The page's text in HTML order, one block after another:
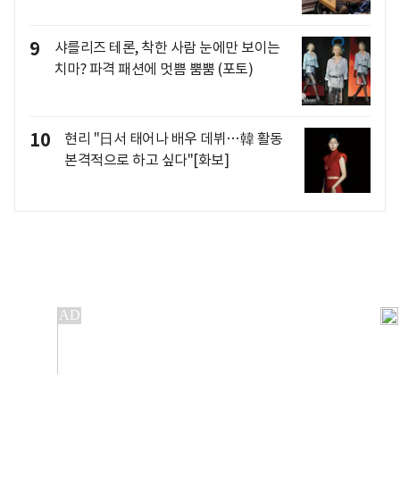
9
샤를리즈 테론, 착한 사람 눈에만 보이는
치마? 파격 패션에 멋쁨 뿜뿜 (포토)
10
현리 "日서 태어나 배우 데뷔…韓 활동
본격적으로 하고 싶다"[화보]